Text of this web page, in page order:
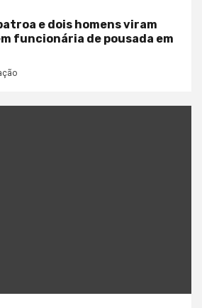
e dois homens viram
funcionária de pousada em